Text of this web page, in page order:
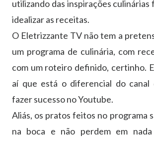
utilizando das inspirações culinárias
idealizar as receitas.
O Eletrizzante TV não tem a
um programa de culinária, com
com um roteiro definido, certinho.
aí que está o diferencial do canal
fazer sucesso no Youtube.
Aliás, os pratos feitos no programa
na boca e não perdem em